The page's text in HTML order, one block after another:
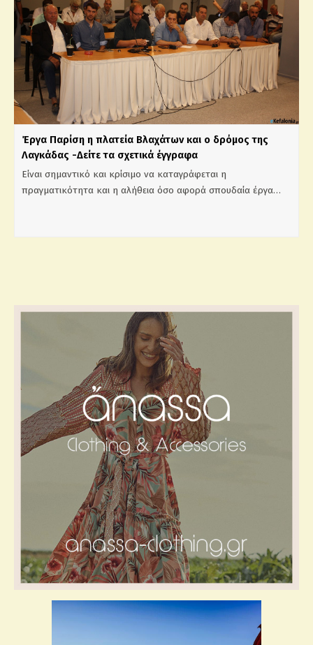
Έργα Παρίση η πλατεία Βλαχάτων και ο δρόμος της
Λαγκάδας -Δείτε τα σχετικά έγγραφα
Είναι σημαντικό και κρίσιμο να καταγράφεται η
πραγματικότητα και η αλήθεια όσο αφορά σπουδαία έργα…